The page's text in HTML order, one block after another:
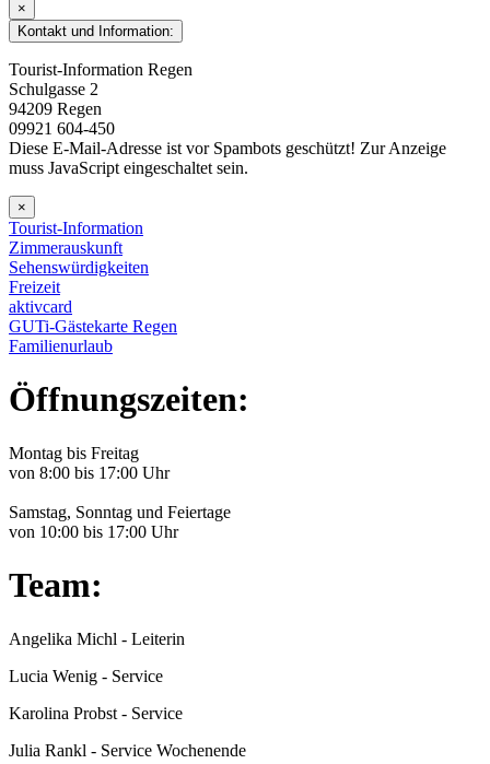
×
Kontakt und Information:
Tourist-Information Regen
Schulgasse 2
94209 Regen
09921 604-450
Diese E-Mail-Adresse ist vor Spambots geschützt! Zur Anzeige
muss JavaScript eingeschaltet sein.
×
Tourist-Information
Zimmerauskunft
Sehenswürdigkeiten
Freizeit
aktivcard
GUTi-Gästekarte Regen
Familienurlaub
Öffnungszeiten:
Montag bis Freitag
von 8:00 bis 17:00 Uhr
Samstag, Sonntag und Feiertage
von 10:00 bis 17:00 Uhr
Team:
Angelika Michl - Leiterin
Lucia Wenig - Service
Karolina Probst - Service
Julia Rankl - Service Wochenende